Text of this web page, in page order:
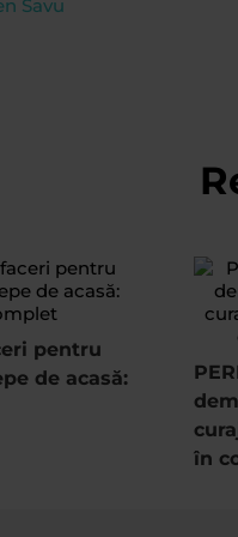
Savu
pentru
de acasă:
în